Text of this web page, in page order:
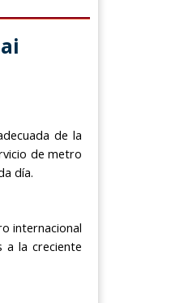
de la
de metro
día.
internacional
a la creciente